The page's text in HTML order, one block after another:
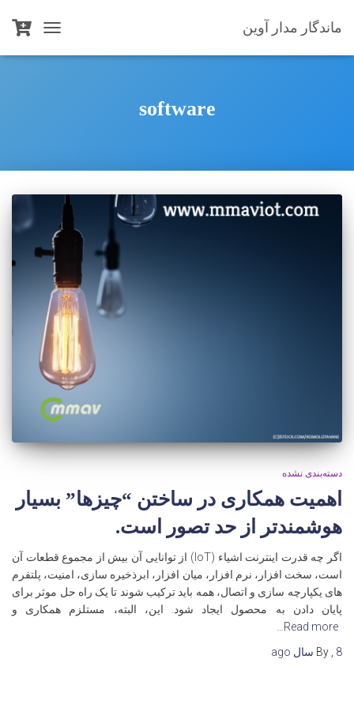
ماندگار مدار آوین
TOGGLE
NAVIGATION
software
دسته‌بندی نشده
اهمیت همکاری در ساختن “چیزها” بسیار
هوشمندتر از حد تصور است.
اگر چه قدرت اینترنت اشیاء (IoT) از توانایی آن بیش از مجموع قطعات آن
است، سخت افزار، نرم افزار، میان افزار، ابرذخیره سازی، امنیت، پلتفرم
های یکپارچه سازی و اتصال، همه باید ترکیب شوند تا یک راه حل موثر برای
پایان دادن به محصول ایجاد شود. این، البته، مستلزم همکاری و
Read more…
By
8 سال